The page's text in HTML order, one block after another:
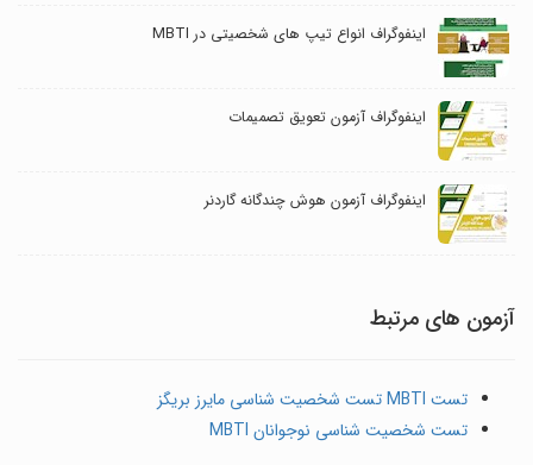
اینفوگراف انواع تیپ های شخصیتی در MBTI
اینفوگراف آزمون تعویق تصمیمات
اینفوگراف آزمون هوش چندگانه گاردنر
آزمون های مرتبط
تست MBTI تست شخصیت شناسی مایرز بریگز
تست شخصیت شناسی نوجوانان MBTI